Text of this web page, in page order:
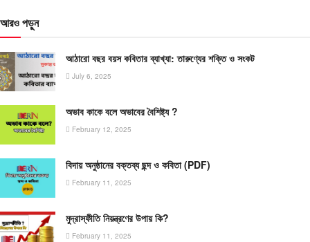
আরও পড়ুন
আঠারো বছর বয়স কবিতার ব্যাখ্যা: তারুণ্যের শক্তি ও সংকট
July 6, 2025
অভাব কাকে বলে অভাবের বৈশিষ্ট্য ?
February 12, 2025
বিদায় অনুষ্ঠানের বক্তব্য ছন্দ ও কবিতা (PDF)
February 11, 2025
মুদ্রাস্ফীতি নিয়ন্ত্রণের উপায় কি?
February 11, 2025